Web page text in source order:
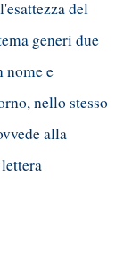
del
generi due
nome e
nello stesso
alla